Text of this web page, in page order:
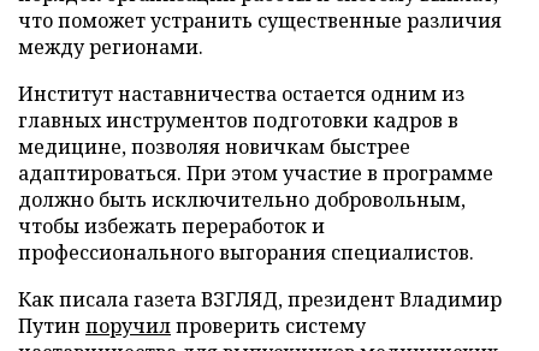
что поможет устранить существенные различия
между регионами.
Институт наставничества остается одним из
главных инструментов подготовки кадров в
медицине, позволяя новичкам быстрее
адаптироваться. При этом участие в программе
должно быть исключительно добровольным,
чтобы избежать переработок и
профессионального выгорания специалистов.
Как писала газета ВЗГЛЯД, президент Владимир
Путин поручилпроверить систему